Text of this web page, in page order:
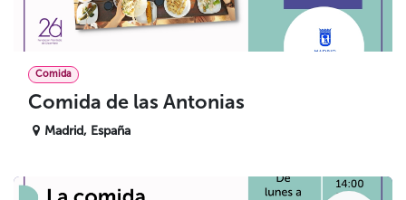
Comida
Comida de las Antonias
Madrid, España